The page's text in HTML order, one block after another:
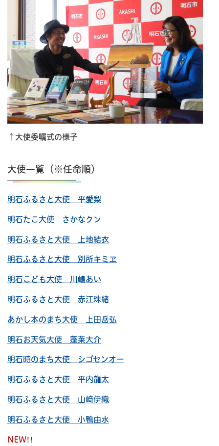
↑大使委嘱式の様子
大使一覧（※任命順）
明石ふるさと大使 平愛梨
明石たこ大使 さかなクン
明石ふるさと大使 上地結衣
明石ふるさと大使 別所キミヱ
明石こども大使 川嶋あい
明石ふるさと大使 赤江珠緒
あかし本のまち大使 上田岳弘
明石お天気大使 蓬莱大介
明石時のまち大使 シゴセンオー
明石ふるさと大使 平内龍太
明石ふるさと大使 山﨑伊織
明石ふるさと大使 小鴨由水
NEW!!